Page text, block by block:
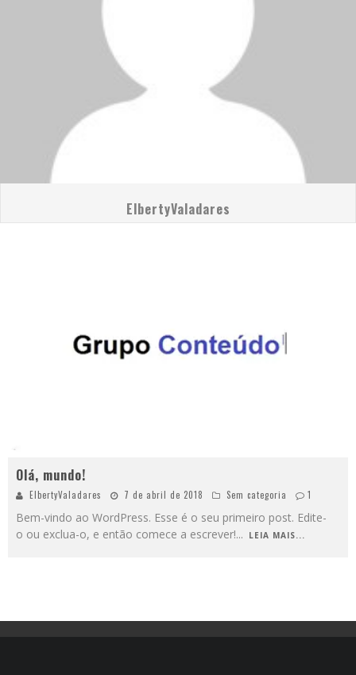
ElbertyValadares
Olá, mundo!
ElbertyValadares 7 de abril de 2018 Sem categoria 1
Bem-vindo ao WordPress. Esse é o seu primeiro post. Edite-
o ou exclua-o, e então comece a escrever!... LEIA MAIS...